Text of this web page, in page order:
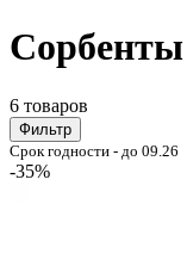
6 товаров
Фильтр
Срок годности - до 09.26
-35%